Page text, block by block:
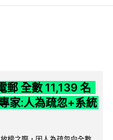
郵 全數 11,139 名
家:人為疏忽+系統